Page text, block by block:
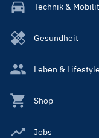
Technik &
Gesundheit
Leben & Lifestyle
Shop
Jobs